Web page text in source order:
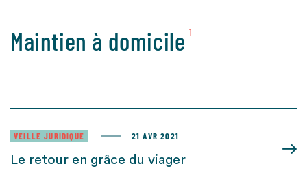
Maintien à domicile 1
VEILLE JURIDIQUE 21 AVR 2021
Le retour en grâce du viager